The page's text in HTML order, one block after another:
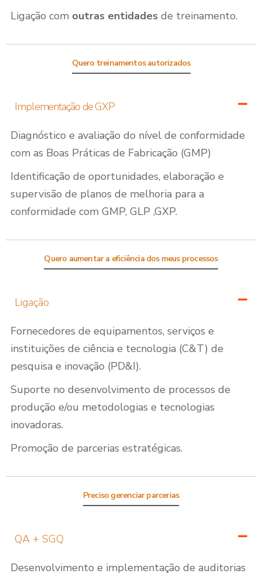
Ligação com outras entidades de treinamento.
Quero treinamentos autorizados
Implementação de GXP
Diagnóstico e avaliação do nível de conformidade
com as Boas Práticas de Fabricação (GMP)
Identificação de oportunidades, elaboração e
supervisão de planos de melhoria para a
conformidade com GMP, GLP ,GXP.
Quero aumentar a eficiência dos meus processos
Ligação
Fornecedores de equipamentos, serviços e
instituições de ciência e tecnologia (C&T) de
pesquisa e inovação (PD&I).
Suporte no desenvolvimento de processos de
produção e/ou metodologias e tecnologias
inovadoras.
Promoção de parcerias estratégicas.
Preciso gerenciar parcerias
QA + SGQ
Desenvolvimento e implementação de auditorias